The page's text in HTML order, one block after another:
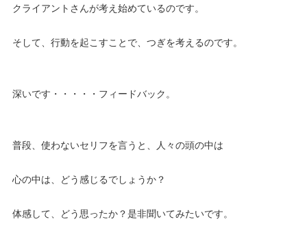
クライアントさんが考え始めているのです。
そして、行動を起こすことで、つぎを考えるのです。
深いです・・・・・フィードバック。
普段、使わないセリフを言うと、人々の頭の中は
心の中は、どう感じるでしょうか？
体感して、どう思ったか？是非聞いてみたいです。